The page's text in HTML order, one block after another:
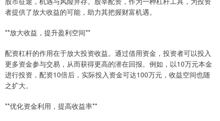
者提供了放大收益的可能，助力其把握财富机遇。
**放大收益，提升盈利空间**
配资杠杆的作用在于放大投资收益。通过借用资金，投资者可以投入
更多资金参与交易，从而获得更高的潜在回报。例如，以10万元本金
进行投资，配资10倍后，实际投入资金可达100万元，收益空间也随
之扩大。
**优化资金利用，提高收益率**